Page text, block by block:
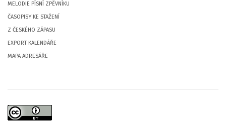
MELODIE PÍSNÍ ZPĚVNÍKU
ČASOPISY KE STAŽENÍ
Z ČESKÉHO ZÁPASU
EXPORT KALENDÁŘE
MAPA ADRESÁŘE